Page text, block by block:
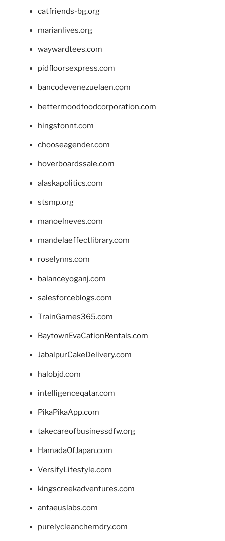
catfriends-bg.org
marianlives.org
waywardtees.com
pidfloorsexpress.com
bancodevenezuelaen.com
bettermoodfoodcorporation.com
hingstonnt.com
chooseagender.com
hoverboardssale.com
alaskapolitics.com
stsmp.org
manoelneves.com
mandelaeffectlibrary.com
roselynns.com
balanceyoganj.com
salesforceblogs.com
TrainGames365.com
BaytownEvaCationRentals.com
JabalpurCakeDelivery.com
halobjd.com
intelligenceqatar.com
PikaPikaApp.com
takecareofbusinessdfw.org
HamadaOfJapan.com
VersifyLifestyle.com
kingscreekadventures.com
antaeuslabs.com
purelycleanchemdry.com